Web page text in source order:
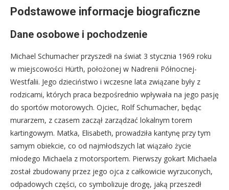
Podstawowe informacje biograficzne
Dane osobowe i pochodzenie
Michael Schumacher przyszedł na świat 3 stycznia 1969 roku
w miejscowości Hürth, położonej w Nadrenii Północnej-
Westfalii. Jego dzieciństwo i wczesne lata związane były z
rodzicami, których praca bezpośrednio wpływała na jego pasję
do sportów motorowych. Ojciec, Rolf Schumacher, będąc
murarzem, z czasem zaczął zarządzać lokalnym torem
kartingowym. Matka, Elisabeth, prowadziła kantynę przy tym
samym obiekcie, co od najmłodszych lat wiązało życie
młodego Michaela z motorsportem. Pierwszy gokart Michaela
został zbudowany przez jego ojca z całkowicie wyrzuconych,
odpadowych części, co symbolizuje drogę, jaką przeszedł